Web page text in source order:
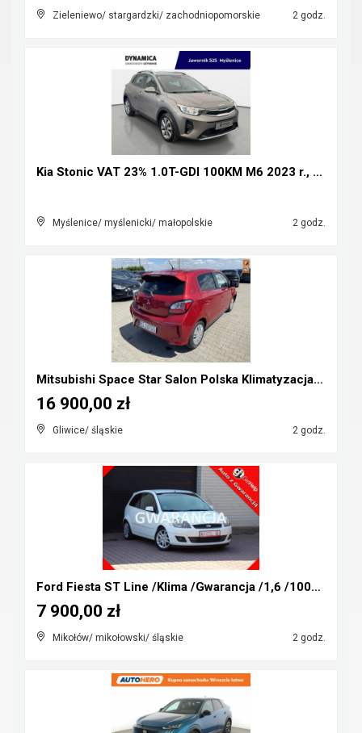
Zieleniewo/ stargardzki/ zachodniopomorskie 2 godz.
Kia Stonic VAT 23% 1.0T-GDI 100KM M6 2023 r., salo...
Myślenice/ myślenicki/ małopolskie 2 godz.
Mitsubishi Space Star Salon Polska Klimatyzacja Cz...
Gliwice/ śląskie 2 godz.
16 900,00 zł
Ford Fiesta ST Line /Klima /Gwarancja /1,6 /100KM ...
Mikołów/ mikołowski/ śląskie 2 godz.
7 900,00 zł